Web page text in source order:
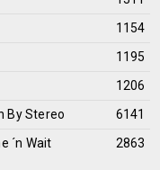
1154
1195
1206
By Stereo
6141
´n Wait 2863